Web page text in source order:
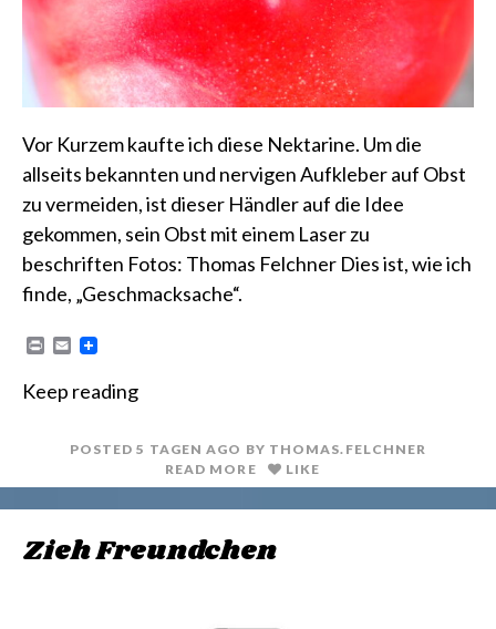
Vor Kurzem kaufte ich diese Nektarine. Um die
allseits bekannten und nervigen Aufkleber auf Obst
zu vermeiden, ist dieser Händler auf die Idee
gekommen, sein Obst mit einem Laser zu
beschriften Fotos: Thomas Felchner Dies ist, wie ich
finde, „Geschmacksache“.
P
n
E
i
Keep reading
POSTED5 TAGEN AGO BY THOMAS.FELCHNER
READ MORE
LIKE
Zieh Freundchen